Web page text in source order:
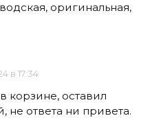
оригинальная,
в 17:34
корзине, оставил
не ответа ни привета.